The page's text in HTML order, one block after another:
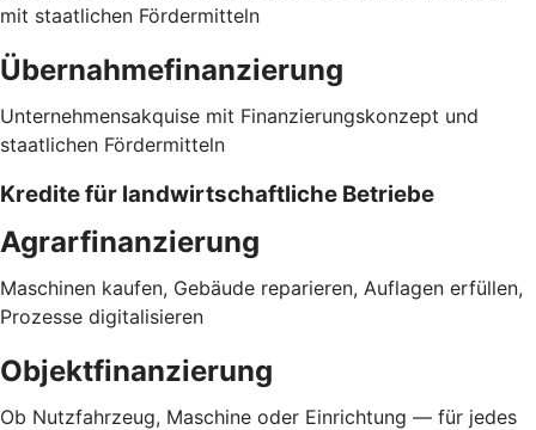
mit staatlichen Fördermitteln
Übernahmefinanzierung
Unternehmensakquise mit Finanzierungskonzept und
staatlichen Fördermitteln
Kredite für landwirtschaftliche Betriebe
Agrarfinanzierung
Maschinen kaufen, Gebäude reparieren, Auflagen erfüllen,
Prozesse digitalisieren
Objektfinanzierung
Ob Nutzfahrzeug, Maschine oder Einrichtung — für jedes